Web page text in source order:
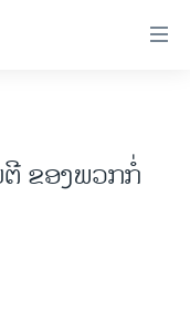
ຂອງພວກກໍ່